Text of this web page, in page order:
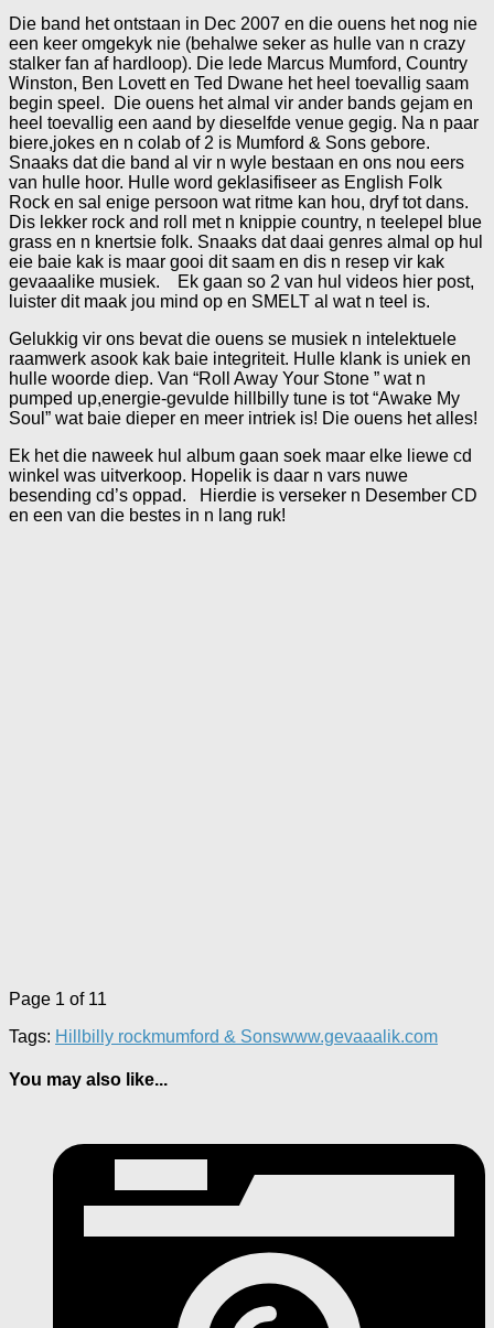
Die band het ontstaan in Dec 2007 en die ouens het nog nie
een keer omgekyk nie (behalwe seker as hulle van n crazy
stalker fan af hardloop). Die lede Marcus Mumford, Country
Winston, Ben Lovett en Ted Dwane het heel toevallig saam
begin speel. Die ouens het almal vir ander bands gejam en
heel toevallig een aand by dieselfde venue gegig. Na n paar
biere,jokes en n colab of 2 is Mumford & Sons gebore.
Snaaks dat die band al vir n wyle bestaan en ons nou eers
van hulle hoor. Hulle word geklasifiseer as English Folk
Rock en sal enige persoon wat ritme kan hou, dryf tot dans.
Dis lekker rock and roll met n knippie country, n teelepel blue
grass en n knertsie folk. Snaaks dat daai genres almal op hul
eie baie kak is maar gooi dit saam en dis n resep vir kak
gevaaalike musiek. Ek gaan so 2 van hul videos hier post,
luister dit maak jou mind op en SMELT al wat n teel is.
Gelukkig vir ons bevat die ouens se musiek n intelektuele
raamwerk asook kak baie integriteit. Hulle klank is uniek en
hulle woorde diep. Van “Roll Away Your Stone ” wat n
pumped up,energie-gevulde hillbilly tune is tot “Awake My
Soul” wat baie dieper en meer intriek is! Die ouens het alles!
Ek het die naweek hul album gaan soek maar elke liewe cd
winkel was uitverkoop. Hopelik is daar n vars nuwe
besending cd’s oppad. Hierdie is verseker n Desember CD
en een van die bestes in n lang ruk!
Page 1 of 11
Tags: Hillbilly rockmumford & Sonswww.gevaaalik.com
You may also like...